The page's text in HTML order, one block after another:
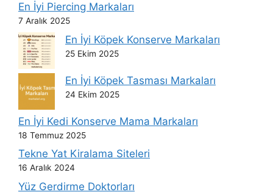
En İyi Piercing Markaları
7 Aralık 2025
En İyi Köpek Konserve Markaları
25 Ekim 2025
En İyi Köpek Tasması Markaları
24 Ekim 2025
En İyi Kedi Konserve Mama Markaları
18 Temmuz 2025
Tekne Yat Kiralama Siteleri
16 Aralık 2024
Yüz Gerdirme Doktorları